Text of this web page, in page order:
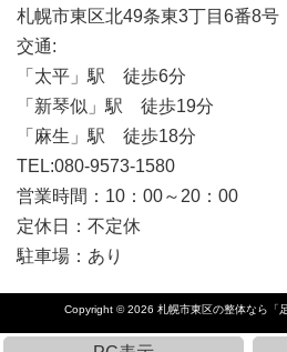
札幌市東区北49条東3丁目6番8号
交通:
「太平」駅 徒歩6分
「新琴似」駅 徒歩19分
「麻生」駅 徒歩18分
TEL:080-9573-1580
営業時間：10：00～20：00
定休日：不定休
駐車場：あり
Copyright © 2026 札幌市東区の整体なら「